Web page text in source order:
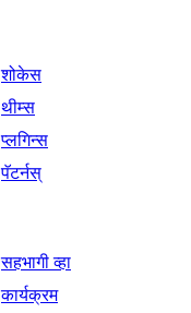
शोकेस
थीम्स
प्लगिन्स
पॅटर्नस्
सहभागी व्हा
कार्यक्रम